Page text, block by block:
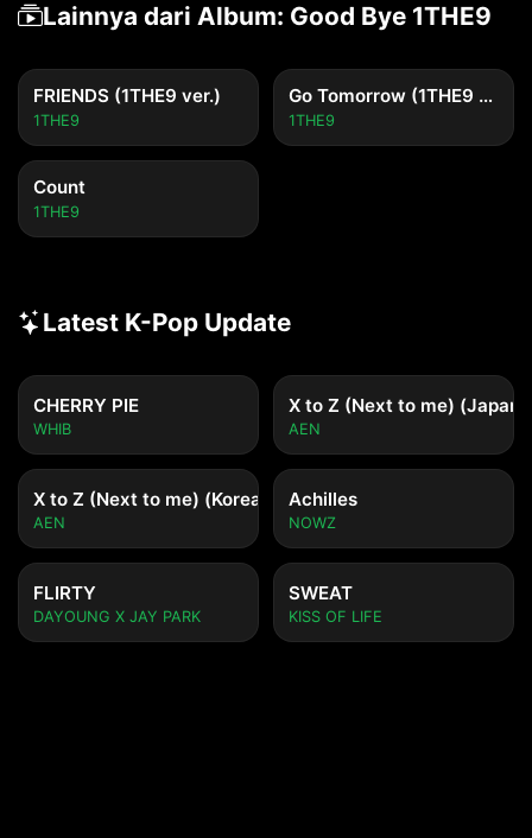
Lainnya dari Album: Good Bye 1THE9
FRIENDS (1THE9 ver.)
1THE9
Go Tomorrow (1THE9 ver.)
1THE9
Count
1THE9
Latest K-Pop Update
CHERRY PIE
WHIB
X to Z (Next to me)
AEN
X to Z (Next to me) (Korean ver.)
AEN
Achilles
NOWZ
FLIRTY
DAYOUNG X JAY PARK
SWEAT
KISS OF LIFE